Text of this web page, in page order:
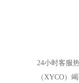
24小时客服
（XYCO）